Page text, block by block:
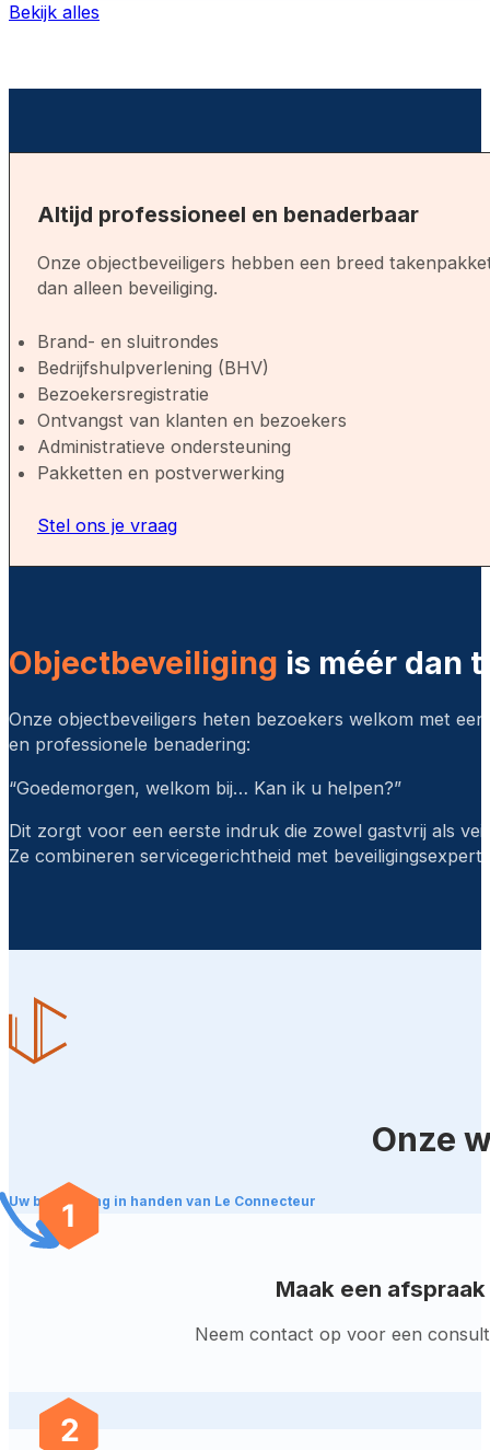
Bekijk alles
Altijd professioneel en benaderbaar
Onze objectbeveiligers hebben een breed
dan alleen beveiliging.
Brand- en sluitrondes
Bedrijfshulpverlening (BHV)
Bezoekersregistratie
Ontvangst van klanten en bezoekers
Administratieve ondersteuning
Pakketten en postverwerking
Stel ons je vraag
Objectbeveiliging is méér dan
Onze objectbeveiligers heten bezoekers welkom met
en professionele benadering:
“Goedemorgen, welkom bij… Kan ik u helpen?”
Dit zorgt voor een eerste indruk die zowel gastvrij als
Ze combineren servicegerichtheid met
Onze
Uw beveiliging in handen van Le Connecteur
Maak een afspraak
Neem contact op voor een